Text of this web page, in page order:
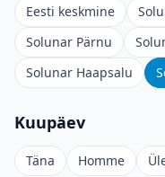
Eesti keskmine
Solunar Pärnu
Solunar Haapsalu
Kuupäev
Täna Homme